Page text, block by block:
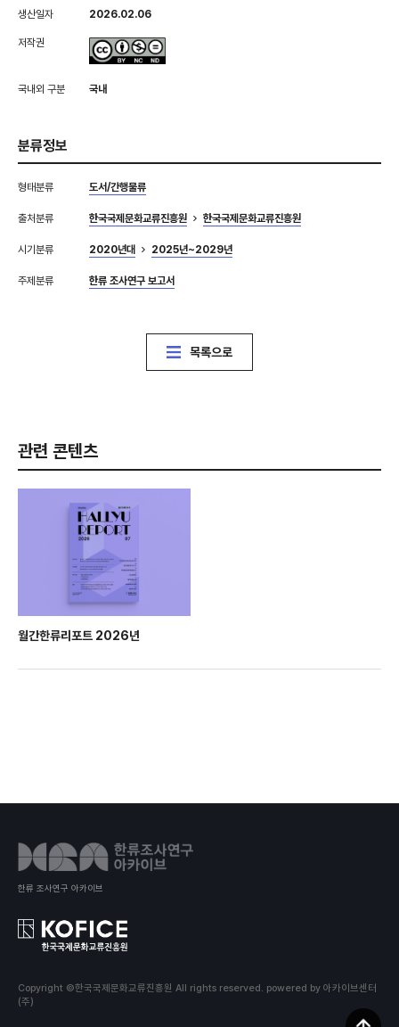
생산일자 2026.02.06
저작권
국내외 구분 국내
분류정보
형태분류 도서/간행물류
출처분류 한국국제문화교류진흥원 한국국제문화교류진흥원
시기분류 2020년대 2025년~2029년
주제분류 한류 조사연구 보고서
목록으로
관련 콘텐츠
월간한류리포트 2026년
한류 조사연구 아카이브
Copyright ©한국국제문화교류진흥원 All rights reserved. powered by 아카이브센터
(주)